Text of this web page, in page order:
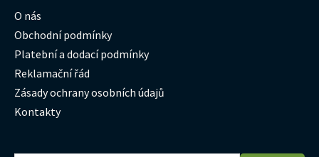
O nás
Obchodní podmínky
Platební a dodací podmínky
Reklamační řád
Zásady ochrany osobních údajů
Kontakty